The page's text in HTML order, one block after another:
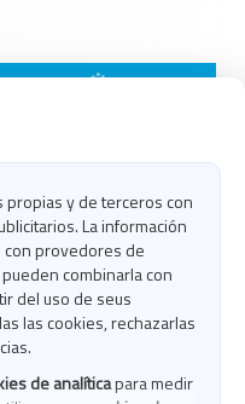
propias y de terceros con
La información
provedores de
combinarla con
del uso de seus
las cookies, rechazarlas
de analíticapara medir
en Lugo
en Ourense
en Pontevedra
en Santiago
en Vigo